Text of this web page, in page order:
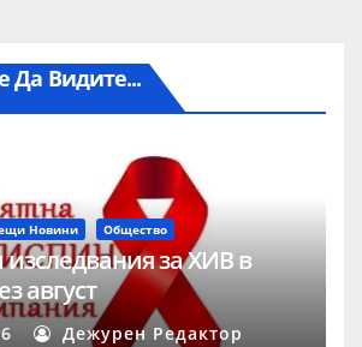
Да Видите...
Новини Общество
за ХИВ в
август
Дежурен Редактор